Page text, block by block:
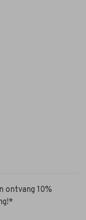
ontvang 10%